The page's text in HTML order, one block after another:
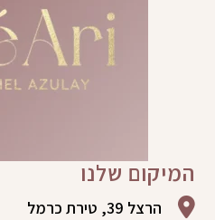
המיקום שלנו
הרצל 39, טירת כרמל